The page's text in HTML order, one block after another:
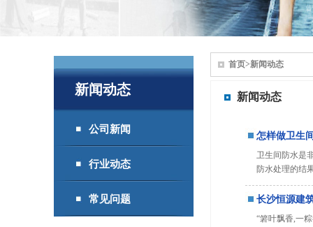
新闻动态
公司新闻
行业动态
常见问题
首页>新闻动态
新闻动态
怎样做卫生
卫生间防水是
防水处理的结
长沙恒源建
“箬叶飘香,一